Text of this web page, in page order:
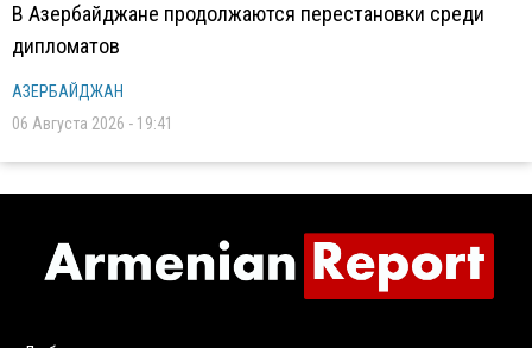
В Азербайджане продолжаются перестановки среди
дипломатов
АЗЕРБАЙДЖАН
06 Августа 2026 - 19:41